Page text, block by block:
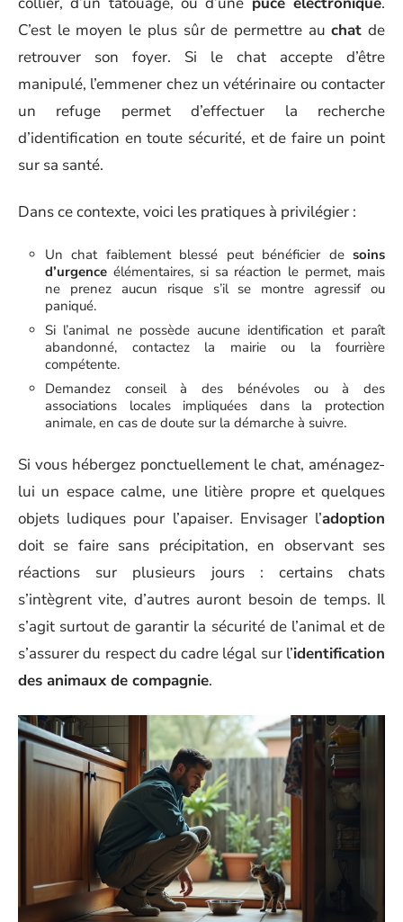
C’est le moyen le plus sûr de permettre auchat de
retrouver son foyer. Si le chat accepte d’être
manipulé, l’emmener chez un vétérinaire ou contacter
un refuge permet d’effectuer la recherche
d’identification en toute sécurité, et de faire un point
sur sa santé.
Dans ce contexte, voici les pratiques à privilégier :
Un chat faiblement blessé peut bénéficier de soins
d’urgence élémentaires, si sa réaction le permet, mais
ne prenez aucun risque s’il se montre agressif ou
paniqué.
Si l’animal ne possède aucune identification et paraît
abandonné, contactez la mairie ou la fourrière
compétente.
Demandez conseil à des bénévoles ou à des
associations locales impliquées dans la protection
animale, en cas de doute sur la démarche à suivre.
Si vous hébergez ponctuellement le chat, aménagez-
lui un espace calme, une litière propre et quelques
objets ludiques pour l’apaiser. Envisager l’adoption
doit se faire sans précipitation, en observant ses
réactions sur plusieurs jours : certains chats
s’intègrent vite, d’autres auront besoin de temps. Il
s’agit surtout de garantir la sécurité de l’animal et de
s’assurer du respect du cadre légal sur l’identification
des animaux de compagnie.